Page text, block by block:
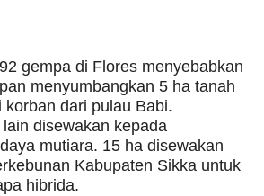
gempa di Flores menyebabkan
menyumbangkan 5 ha tanah
korban dari pulau Babi.
disewakan kepada
mutiara. 15 ha disewakan
Kabupaten Sikka untuk
hibrida.